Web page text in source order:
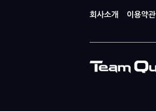
회사소개 이용약관